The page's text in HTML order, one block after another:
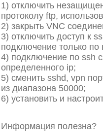
1) отключить
протоколу ftp,
2) закрыть VNC
3) отключить доступ к
подключение только по
4) подключение по ssh
определенного ip;
5) cменить sshd, vpn
из диапазона 50000;
6) установить и
Информация полезна?